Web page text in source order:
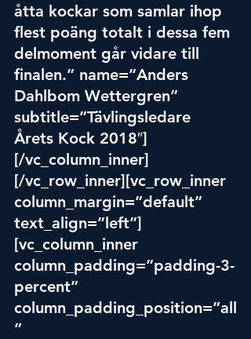
åtta kockar som samlar ihop
flest poäng totalt i dessa fem
delmoment går vidare till
finalen.” name=”Anders
Dahlbom Wettergren”
subtitle=”Tävlingsledare
Årets Kock 2018″]
[/vc_column_inner]
[/vc_row_inner][vc_row_inner
column_margin=”default”
text_align=”left”]
[vc_column_inner
column_padding=”padding-3-
percent”
column_padding_position=”all
”